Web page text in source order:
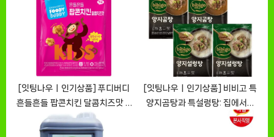
추천상품]
상품]
[잇팅나우ㅣ인기상품] 푸디버디
흔들흔들 팝콘치킨 달콤치즈맛 –
맛의 새로운 여정 [EatingNOW
ㅣ추천상품]
[잇팅나우ㅣ인기상품] 비비고 특
양지곰탕과 특설렁탕: 집에서도
간편하게 즐기는 한식의 맛